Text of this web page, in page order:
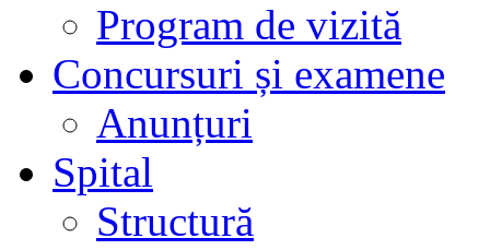
Program de vizită
Concursuri și examene
Anunțuri
Spital
Structură